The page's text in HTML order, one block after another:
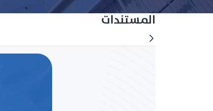
المستندات